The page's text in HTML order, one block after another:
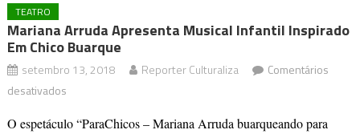
TEATRO
Mariana Arruda Apresenta Musical Infantil Inspirado
Em Chico Buarque
setembro 13, 2018 Reporter Culturaliza
Comentários
desativadosem
Arruda
O espetáculo “ParaChicos – Mariana Arruda buarqueando para